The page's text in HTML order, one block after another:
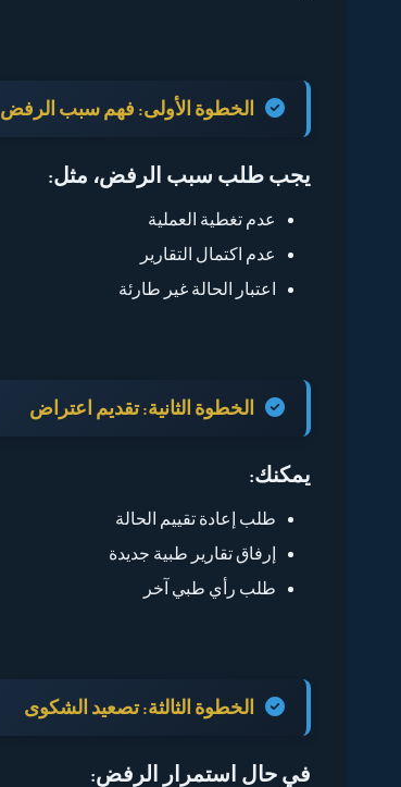
الخطوة الأولى: فهم سبب الرفض
يجب طلب سبب الرفض، مثل:
عدم تغطية العملية
عدم اكتمال التقارير
اعتبار الحالة غير طارئة
الخطوة الثانية:تقديم اعتراض
يمكنك:
طلب إعادة تقييم الحالة
إرفاق تقارير طبية جديدة
طلب رأي طبي آخر
الخطوة الثالثة:تصعيد الشكوى
في حال استمرار الرفض: